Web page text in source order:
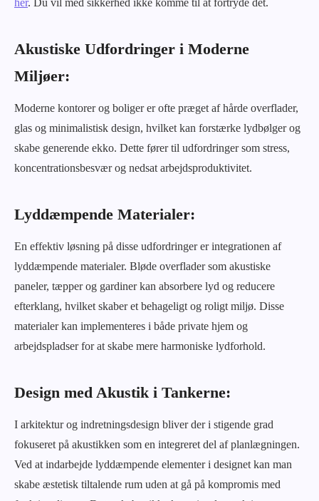
her. Du vil med sikkerhed ikke komme til at fortryde det.
Akustiske Udfordringer i Moderne
Miljøer:
Moderne kontorer og boliger er ofte præget af hårde overflader,
glas og minimalistisk design, hvilket kan forstærke lydbølger og
skabe generende ekko. Dette fører til udfordringer som stress,
koncentrationsbesvær og nedsat arbejdsproduktivitet.
Lyddæmpende Materialer:
En effektiv løsning på disse udfordringer er integrationen af
lyddæmpende materialer. Bløde overflader som akustiske
paneler, tæpper og gardiner kan absorbere lyd og reducere
efterklang, hvilket skaber et behageligt og roligt miljø. Disse
materialer kan implementeres i både private hjem og
arbejdspladser for at skabe mere harmoniske lydforhold.
Design med Akustik i Tankerne:
I arkitektur og indretningsdesign bliver der i stigende grad
fokuseret på akustikken som en integreret del af planlægningen.
Ved at indarbejde lyddæmpende elementer i designet kan man
skabe æstetisk tiltalende rum uden at gå på kompromis med